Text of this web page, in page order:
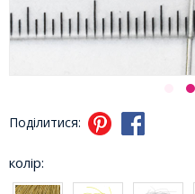
Поділитися:
колір: